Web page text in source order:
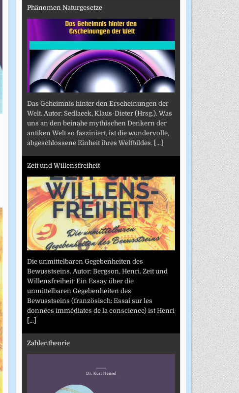
Phänomen Naturgesetze
Das Geheimnis hinter den Erscheinungen der
Welt. Autor: Sedlacek, Klaus-Dieter (Hrsg.). Was
uns an den beinahe mythischen Denkern der
antiken Welt so fasziniert, ist die wundervolle,
abgeschlossene Einheit ihres Weltbildes. [...]
Zeit und Willensfreiheit
Die unmittelbaren Gegebenheiten des
Bewusstseins. Autor: Bergson, Henri. Zeit und
Willensfreiheit: Ein Essay über die
unmittelbaren Gegebenheiten des
Bewusstseins (französisch: Essai sur les
données immédiates de la conscience) ist Henri
[...]
Zahlentheorie